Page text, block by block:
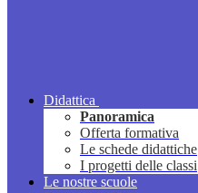
Didattica
Panoramica
Offerta formativa
Le schede didattiche
I progetti delle classi
Le nostre scuole